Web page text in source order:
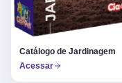
Catálogo de Jardinagem
Acessar